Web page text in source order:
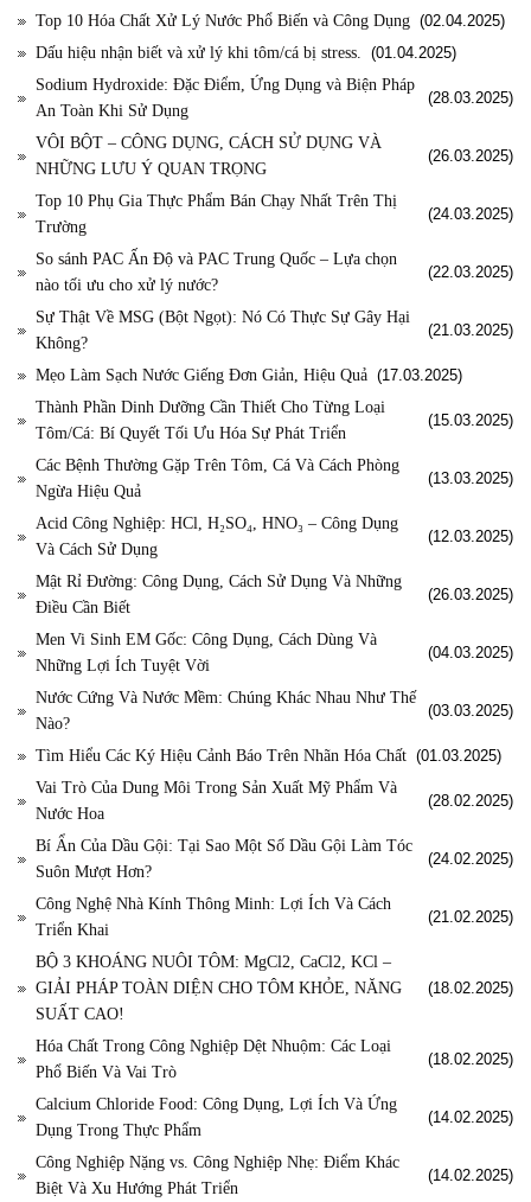
Top 10 Hóa Chất Xử Lý Nước Phổ Biến và Công Dụng (02.04.2025)
Dấu hiệu nhận biết và xử lý khi tôm/cá bị stress. (01.04.2025)
Sodium Hydroxide: Đặc Điểm, Ứng Dụng và Biện Pháp
An Toàn Khi Sử Dụng
(28.03.2025)
VÔI BỘT – CÔNG DỤNG, CÁCH SỬ DỤNG VÀ
NHỮNG LƯU Ý QUAN TRỌNG
(26.03.2025)
Top 10 Phụ Gia Thực Phẩm Bán Chạy Nhất Trên Thị
Trường
(24.03.2025)
So sánh PAC Ấn Độ và PAC Trung Quốc – Lựa chọn
nào tối ưu cho xử lý nước?
(22.03.2025)
Sự Thật Về MSG (Bột Ngọt): Nó Có Thực Sự Gây Hại
Không?
(21.03.2025)
Mẹo Làm Sạch Nước Giếng Đơn Giản, Hiệu Quả (17.03.2025)
Thành Phần Dinh Dưỡng Cần Thiết Cho Từng Loại
Tôm/Cá: Bí Quyết Tối Ưu Hóa Sự Phát Triển
(15.03.2025)
Các Bệnh Thường Gặp Trên Tôm, Cá Và Cách Phòng
Ngừa Hiệu Quả
(13.03.2025)
Acid Công Nghiệp: HCl, H₂SO₄, HNO₃ – Công Dụng
Và Cách Sử Dụng
(12.03.2025)
Mật Rỉ Đường: Công Dụng, Cách Sử Dụng Và Những
Điều Cần Biết
(26.03.2025)
Men Vi Sinh EM Gốc: Công Dụng, Cách Dùng Và
Những Lợi Ích Tuyệt Vời
(04.03.2025)
Nước Cứng Và Nước Mềm: Chúng Khác Nhau Như Thế
Nào?
(03.03.2025)
Tìm Hiểu Các Ký Hiệu Cảnh Báo Trên Nhãn Hóa Chất (01.03.2025)
Vai Trò Của Dung Môi Trong Sản Xuất Mỹ Phẩm Và
Nước Hoa
(28.02.2025)
Bí Ẩn Của Dầu Gội: Tại Sao Một Số Dầu Gội Làm Tóc
Suôn Mượt Hơn?
(24.02.2025)
Công Nghệ Nhà Kính Thông Minh: Lợi Ích Và Cách
Triển Khai
(21.02.2025)
BỘ 3 KHOÁNG NUÔI TÔM: MgCl2, CaCl2, KCl –
GIẢI PHÁP TOÀN DIỆN CHO TÔM KHỎE, NĂNG
SUẤT CAO!
(18.02.2025)
Hóa Chất Trong Công Nghiệp Dệt Nhuộm: Các Loại
Phổ Biến Và Vai Trò
(18.02.2025)
Calcium Chloride Food: Công Dụng, Lợi Ích Và Ứng
Dụng Trong Thực Phẩm
(14.02.2025)
Công Nghiệp Nặng vs. Công Nghiệp Nhẹ: Điểm Khác
Biệt Và Xu Hướng Phát Triển
(14.02.2025)